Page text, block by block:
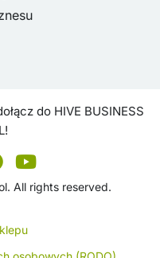
do HIVE BUSINESS
All rights reserved.